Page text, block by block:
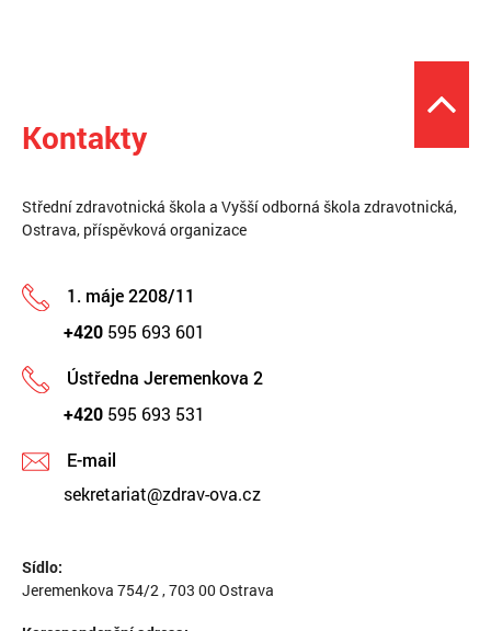
Kontakty
Střední zdravotnická škola a Vyšší odborná škola zdravotnická,
Ostrava, příspěvková organizace
1. máje 2208/11
+420 595 693 601
Ústředna Jeremenkova 2
+420 595 693 531
E-mail
sekretariat@zdrav-ova.cz
Sídlo:
Jeremenkova 754/2 , 703 00 Ostrava